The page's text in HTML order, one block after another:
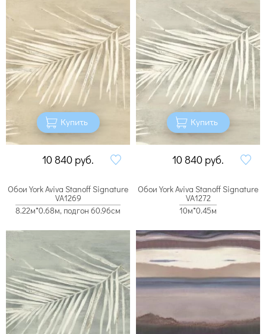
Купить
10 840 руб.
Купить
10 840 руб.
Обои York Aviva Stanoff Signature
VA1269
8.22м*0.68м, подгон 60.96см
Обои York Aviva Stanoff Signature
VA1272
10м*0.45м